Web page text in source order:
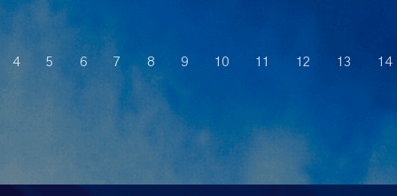
4 5 6 7 8 9 10 11 12 13 14